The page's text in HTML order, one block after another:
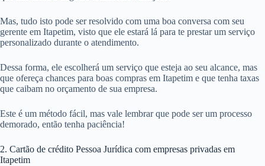
Mas, tudo isto pode ser resolvido com uma boa conversa com seu
gerente em Itapetim, visto que ele estará lá para te prestar um serviço
personalizado durante o atendimento.
Dessa forma, ele escolherá um serviço que esteja ao seu alcance, mas
que ofereça chances para boas compras em Itapetim e que tenha taxas
que caibam no orçamento de sua empresa.
Este é um método fácil, mas vale lembrar que pode ser um processo
demorado, então tenha paciência!
2. Cartão de crédito Pessoa Jurídica com empresas privadas em
Itapetim